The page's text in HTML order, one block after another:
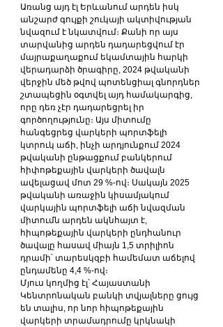
Առանց այդ էլ Երևանում արդեն իսկ
անշարժ գույքի շուկայի ակտիվության
նվազում է նկատվում։ Քանի որ այս
տարվանից արդեն դադարեցվում էր
մայրաքաղաքում եկամտային հարկի
վերադարձի ծրագիրը, 2024 թվականի
վերջին մեծ թվով պոտենցիալ գնորդներ
շտապեցին օգտվել այդ համակարգից,
որը դեռ չէր դադարեցրել իր
գործողությունը։ Այս միտումը
հանգեցրեց վարկերի պորտֆելի
կտրուկ աճի, ինչի արդյունքում 2024
թվականի ընթացքում բանկերում
հիփոթեքային վարկերի ծավալն
ավելացավ մոտ 29 %-ով։ Սակայն 2025
թվականի առաջին կիսամյակում
վարկային պորտֆելի աճի նվազման
միտումն արդեն ակնհայտ է,
հիպոթեքային վարկերի ընդհանուր
ծավալը հասավ միայն 1,5 տրիլիոն
դրամի՝ տարեսկզբի համեմատ աճելով
ընդամենը 4,4 %-ով։
Մյուս կողմից էլ՝ Հայաստանի
Կենտրոնական բանկի տվյալները ցույց
են տալիս, որ նոր հիպոթեքային
վարկերի տրամադրումը կրկնակի